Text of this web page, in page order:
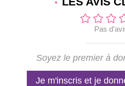
Pas
Soyez le premier à
Je m'inscris et je